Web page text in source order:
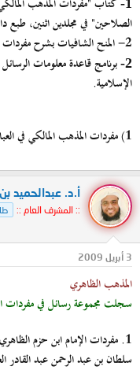
الصلاحين" في مجلدين اثنين، طبع
2- المنح الشافيات بشرح مفردات الإمام أحمد للبهوتي مع مقدمة المحقق د. عبد الله المطلق.
2- برنامج قاعدة معلومات
الإسلامية.
1) مفردات المذهب المالكي في
أ.د. عبدالحميد
:: المشرف العام ::
3 أبريل 2009
المذهب الظاهري
سجلت مجموعة رسائل في مفردات
1. مفردات الإمام ابن حزم
سلطان بن عبد الرحمن عبد القادر